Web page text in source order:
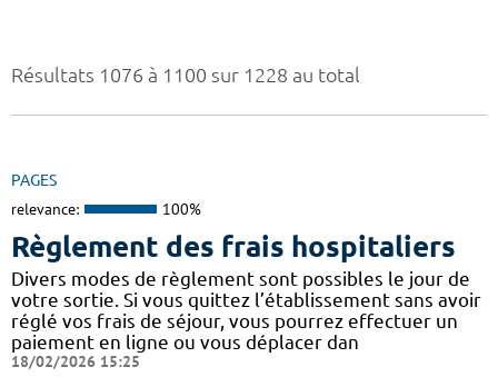
Résultats 1076 à 1100 sur 1228 au total
PAGES
relevance: 100%
Règlement des frais hospitaliers
Divers modes de règlement sont possibles le jour de
votre sortie. Si vous quittez l’établissement sans avoir
réglé vos frais de séjour, vous pourrez effectuer un
paiement en ligne ou vous déplacer dan
18/02/2026 15:25